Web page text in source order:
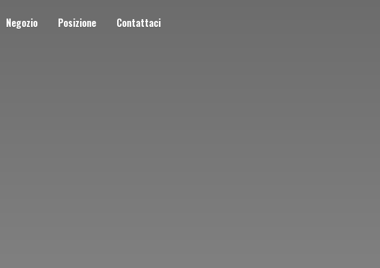
Negozio Posizione Contattaci